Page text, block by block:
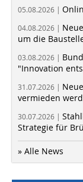
05.08.2026 |
04.08.2026 |
um die
03.08.2026 |
"Innovation
31.07.2026 |
vermieden
30.07.2026 |
Strategie für
» Alle News